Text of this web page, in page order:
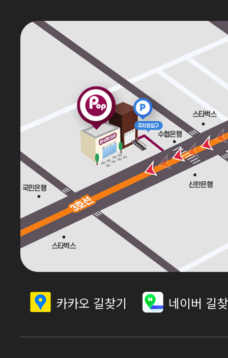
카카오 길찾기 네이버 길